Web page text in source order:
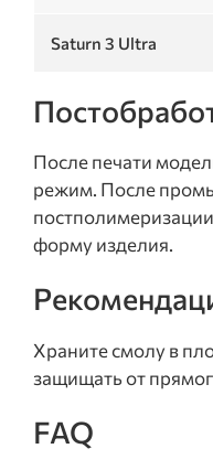
Saturn 3 Ultra
После печати
режим. После
форму изделия.
Храните смолу в
защищать от
FAQ